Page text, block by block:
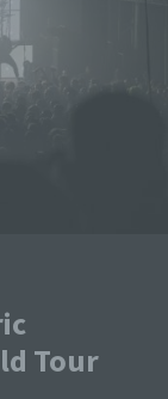
Tour